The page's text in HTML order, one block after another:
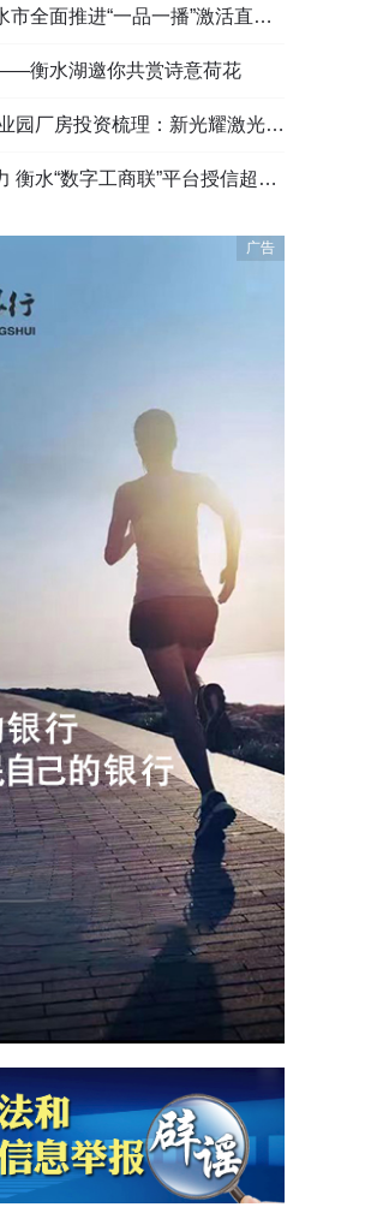
推进“一品一播”激活直播电商发展新动能
衡水湖邀你共赏诗意荷花
投资梳理：新光耀激光科技谷等项目盘点
“数字工商联”平台授信超165亿元
广告